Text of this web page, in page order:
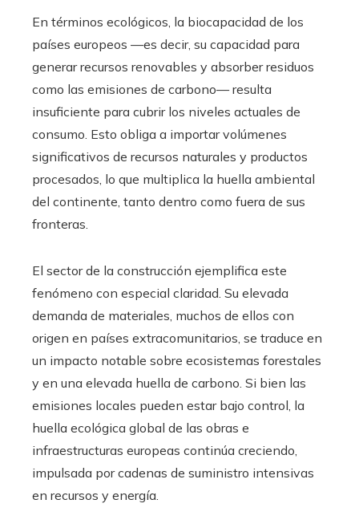
En términos ecológicos, la biocapacidad de los
países europeos —es decir, su capacidad para
generar recursos renovables y absorber residuos
como las emisiones de carbono— resulta
insuficiente para cubrir los niveles actuales de
consumo. Esto obliga a importar volúmenes
significativos de recursos naturales y productos
procesados, lo que multiplica la huella ambiental
del continente, tanto dentro como fuera de sus
fronteras.
El sector de la construcción ejemplifica este
fenómeno con especial claridad. Su elevada
demanda de materiales, muchos de ellos con
origen en países extracomunitarios, se traduce en
un impacto notable sobre ecosistemas forestales
y en una elevada huella de carbono. Si bien las
emisiones locales pueden estar bajo control, la
huella ecológica global de las obras e
infraestructuras europeas continúa creciendo,
impulsada por cadenas de suministro intensivas
en recursos y energía.